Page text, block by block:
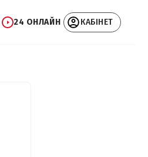
24 ОНЛАЙН КАБІНЕТ